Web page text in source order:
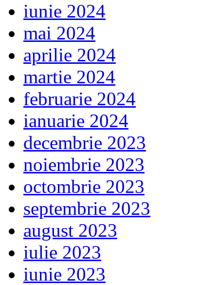
iunie 2024
mai 2024
aprilie 2024
martie 2024
februarie 2024
ianuarie 2024
decembrie 2023
noiembrie 2023
octombrie 2023
septembrie 2023
august 2023
iulie 2023
iunie 2023